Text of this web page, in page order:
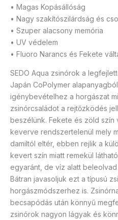
• Magas Kopásállóság
• Nagy szakítószilárdság és
• Szuper alacsony memória
• UV védelem
• Fluoro Narancs és Fekete
SEDO Aqua zsinórok a
Japán CoPolymer
igénybevételhez a horgászat
zsinórcsaládot a rejtőzködés
beszélünk. Fekete és zöld szín
keverve rendszertelenül mely
damiltól eltér, ebben rejlik a
kevert szín miatt remekül
egyaránt, de víz alatt
Bátran javasoljuk ezt a típusú
horgászmódszerhez is.
becsapódás után könnyű
zsinórok nagyon lágyak és